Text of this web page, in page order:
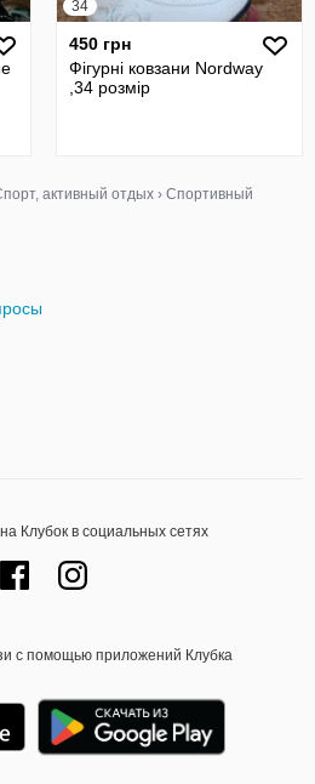
34
450 грн
Фігурні ковзани Nordway
,34 розмір
активный отдых › Спортивный
Клубок в социальных сетях
с помощью приложений Клубка